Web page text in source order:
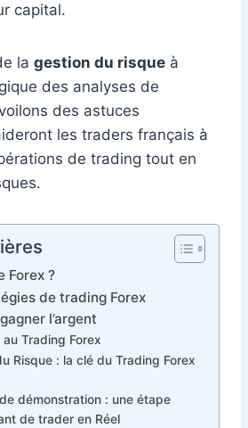
capital.
la gestion du risque à
des analyses de
des astuces
les traders français à
de trading tout en
Forex ?
de trading Forex
l’argent
au Trading Forex
Risque : la clé du Trading Forex
démonstration : une étape
de trader en Réel